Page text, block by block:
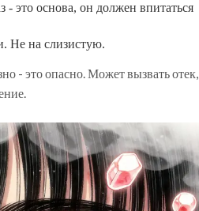
- это основа, он должен впитаться
Не на слизистую.
- это опасно. Может вызвать отек,